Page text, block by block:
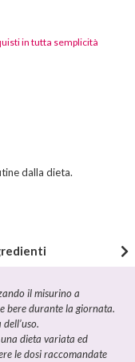
in tutta semplicità
dalla dieta.
il misurino a
bere durante la giornata.
dieta variata ed
le dosi raccomandate